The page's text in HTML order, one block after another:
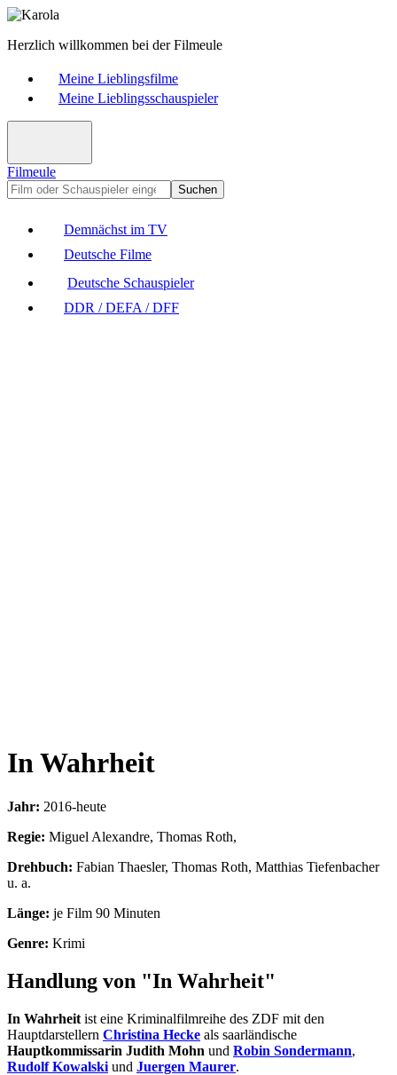
Herzlich willkommen bei der Filmeule
Meine Lieblingsfilme
Meine Lieblingsschauspieler
Filmeule
Suchen
Demnächst im TV
Deutsche Filme
Deutsche Schauspieler
DDR / DEFA / DFF
In Wahrheit
Jahr: 2016-heute
Regie: Miguel Alexandre, Thomas Roth,
Drehbuch: Fabian Thaesler, Thomas Roth, Matthias Tiefenbacher
u. a.
Länge: je Film 90 Minuten
Genre: Krimi
Handlung von "In Wahrheit"
In Wahrheit ist eine Kriminalfilmreihe des ZDF mit den
Hauptdarstellern Christina Hecke als saarländische
Hauptkommissarin Judith Mohn und Robin Sondermann,
Rudolf Kowalski und Juergen Maurer.